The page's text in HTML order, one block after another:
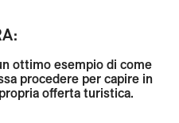
ottimo esempio di come
procedere per capire in
offerta turistica.